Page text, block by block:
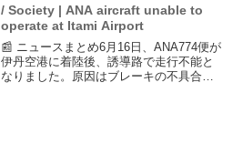
/ Society | ANA aircraft unable to
operate at Itami Airport
📰 ニュースまとめ6月16日、ANA774便が
伊丹空港に着陸後、誘導路で走行不能と
なりました。原因はブレーキの不具合と